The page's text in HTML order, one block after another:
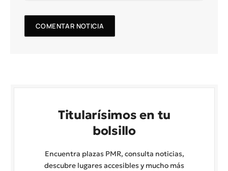
Titularísimos en tu
bolsillo
Encuentra plazas PMR, consulta noticias,
descubre lugares accesibles y mucho más